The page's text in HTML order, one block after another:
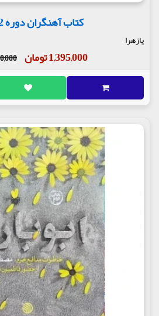
کتاب آهنگران دوره 2 جلدی
یازهرا
1,395,000 تومان